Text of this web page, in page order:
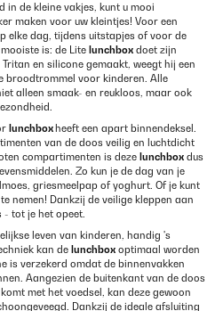
in de kleine vakjes, kunt u mooi
maken voor uw kleintjes! Voor een
elke dag, tijdens uitstapjes of voor de
is: de Lite lunchbox doet zijn
en silicone gemaakt, weegt hij een
broodtrommel voor kinderen. Alle
alleen smaak- en reukloos, maar ook
lunchbox heeft een apart binnendeksel.
van de doos veilig en luchtdicht
compartimenten is deze lunchbox dus
Zo kun je de dag van je
griesmeelpap of yoghurt. Of je kunt
nemen! Dankzij de veilige kleppen aan
tot je het opeet.
leven van kinderen, handig 's
kan de lunchbox optimaal worden
is verzekerd omdat de binnenvakken
Aangezien de buitenkant van de doos
met het voedsel, kan deze gewoon
Dankzij de ideale afsluiting